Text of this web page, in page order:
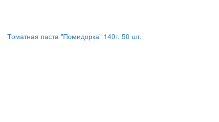
Томатная паста "Помидорка" 140г, 50 шт.